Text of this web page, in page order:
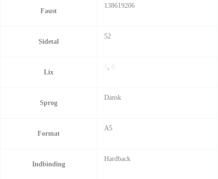
Faust
138619206
Sidetal
52
Lix
5 6
Sprog
Dansk
Format
A5
Indbinding
Hardback